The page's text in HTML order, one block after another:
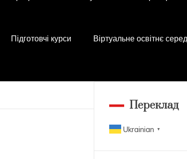
Підготовчі курси Віртуальне освітнє
Переклад
Ukrainian ▼